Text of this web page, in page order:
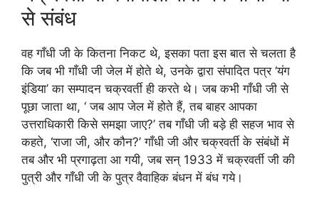
से संबंध
वह गाँधी जी के कितना निकट थे, इसका पता इस बात से चलता है
कि जब भी गाँधी जी जेल में होते थे, उनके द्वारा संपादित पत्र ‘यंग
इंडिया’ का सम्पादन चक्रवर्ती ही करते थे। जब कभी गाँधी जी से
पूछा जाता था, ‘ जब आप जेल में होते हैं, तब बाहर आपका
उत्तराधिकारी किसे समझा जाए?’ तब गाँधी जी बड़े ही सहज भाव से
कहते, ‘राजा जी, और कौन?’ गाँधी जी और चक्रवर्ती के संबंधों में
तब और भी प्रगाढ़ता आ गयी, जब सन् 1933 में चक्रवर्ती जी की
पुत्री और गाँधी जी के पुत्र वैवाहिक बंधन में बंध गये।